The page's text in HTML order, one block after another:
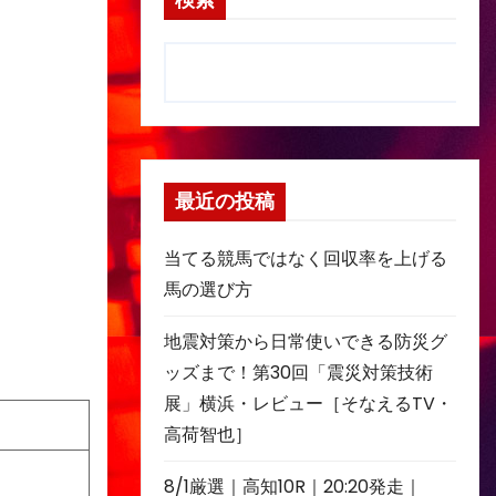
最近の投稿
当てる競馬ではなく回収率を上げる
馬の選び方
地震対策から日常使いできる防災グ
ッズまで！第30回「震災対策技術
展」横浜・レビュー［そなえるTV・
高荷智也］
8/1厳選｜高知10R｜20:20発走｜